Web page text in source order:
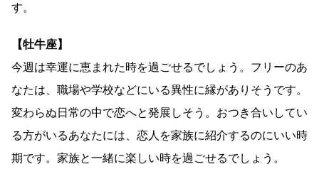
す。
【牡牛座】
今週は幸運に恵まれた時を過ごせるでしょう。フリーのあ
なたは、職場や学校などにいる異性に縁がありそうです。
変わらぬ日常の中で恋へと発展しそう。おつき合いしてい
る方がいるあなたには、恋人を家族に紹介するのにいい時
期です。家族と一緒に楽しい時を過ごせるでしょう。